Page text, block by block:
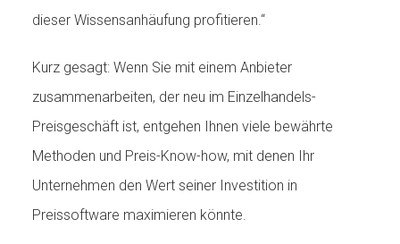
dieser Wissensanhäufung profitieren.“
Kurz gesagt: Wenn Sie mit einem Anbieter
zusammenarbeiten, der neu im Einzelhandels-
Preisgeschäft ist, entgehen Ihnen viele bewährte
Methoden und Preis-Know-how, mit denen Ihr
Unternehmen den Wert seiner Investition in
Preissoftware maximieren könnte.